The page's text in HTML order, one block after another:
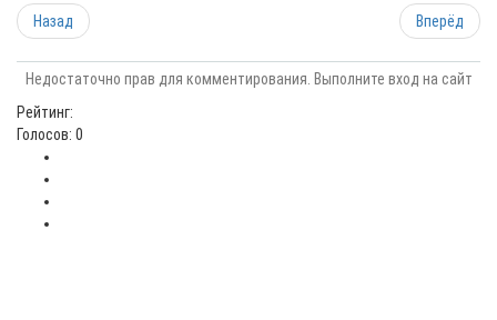
Назад Вперёд
Недостаточно прав для комментирования. Выполните вход на сайт
Рейтинг:
Голосов: 0